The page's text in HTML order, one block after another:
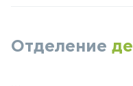
Отделение